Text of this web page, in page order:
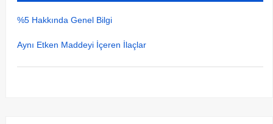
%5 Hakkında Genel Bilgi
Aynı Etken Maddeyi İçeren İlaçlar